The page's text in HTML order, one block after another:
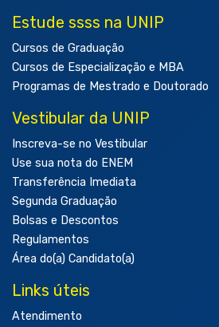
Estude ssss na UNIP
Cursos de Graduação
Cursos de Especialização e MBA
Programas de Mestrado e Doutorado
Vestibular da UNIP
Inscreva-se no Vestibular
Use sua nota do ENEM
Transferência Imediata
Segunda Graduação
Bolsas e Descontos
Regulamentos
Área do(a) Candidato(a)
Links úteis
Atendimento